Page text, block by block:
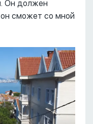
Он должен
он сможет со мной